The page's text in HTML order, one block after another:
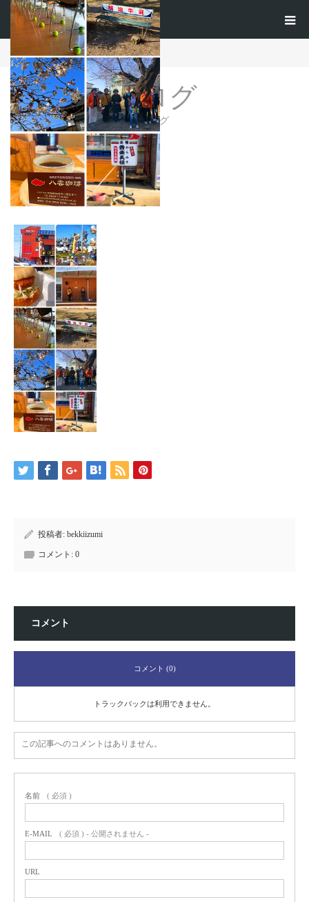
ホームブログ image15
ブログ
ブログ
image15
投稿者: bekkiizumi
コメント: 0
コメント
コメント (0)
トラックバックは利用できません。
この記事へのコメントはありません。
名前 ( 必須 )
E-MAIL ( 必須 ) - 公開されません -
URL